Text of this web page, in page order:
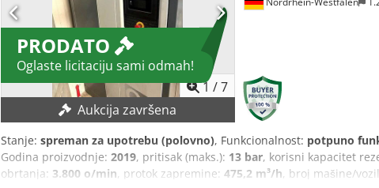
PRODATO
Oglaste licitaciju sami odmah!
1 /7
Aukcija završena
Stanje: spreman za upotrebu (polovno), Funkcionalnost: potpuno
Godina proizvodnje: 2019, pritisak (maks.): 13 bar, korisni kapacitet
obrtanja: 3.800 o/min, protok zapremine: 475,2 m³/h, broj mašine/